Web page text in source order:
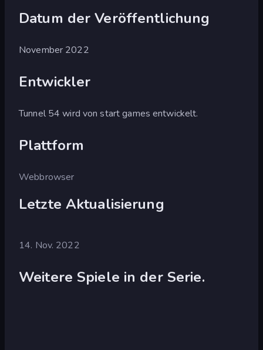
Datum der Veröffentlichung
November 2022
Entwickler
Tunnel 54 wird von start games entwickelt.
Plattform
Webbrowser
Letzte Aktualisierung
14. Nov. 2022
Weitere Spiele in der Serie.